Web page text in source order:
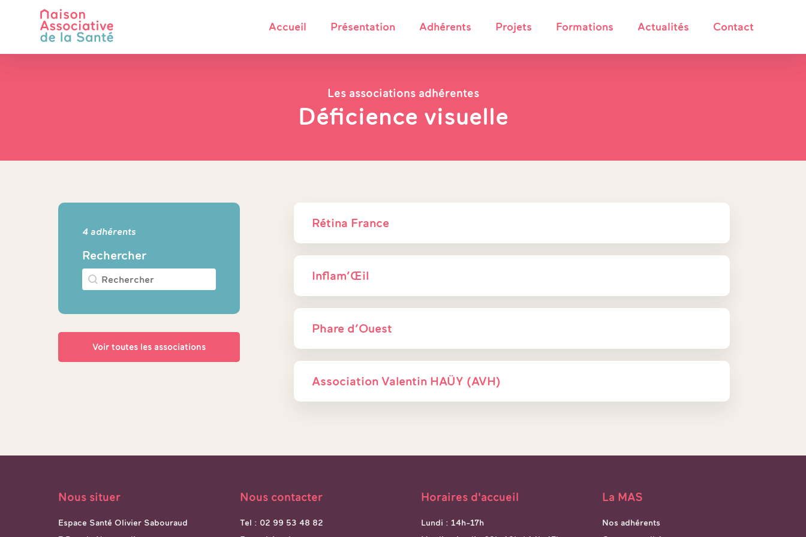
Accueil Présentation Adhérents Projets Formations Actualités Contact
Les associations adhérentes
Déficience visuelle
4 adhérents
Rechercher
Rechercher
Rechercher
Voir toutes les associations
Rétina France
Inflam’Œil
Phare d’Ouest
Association Valentin HAÜY (AVH)
Nous situer
Espace Santé Olivier Sabouraud
Nous contacter
Tel : 02 99 53 48 82
Horaires d'accueil
Lundi : 14h-17h
La MAS
Nos adhérents